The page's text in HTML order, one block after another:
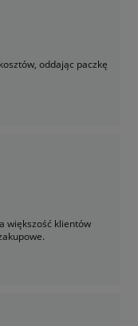
oddając paczkę
większość klientów